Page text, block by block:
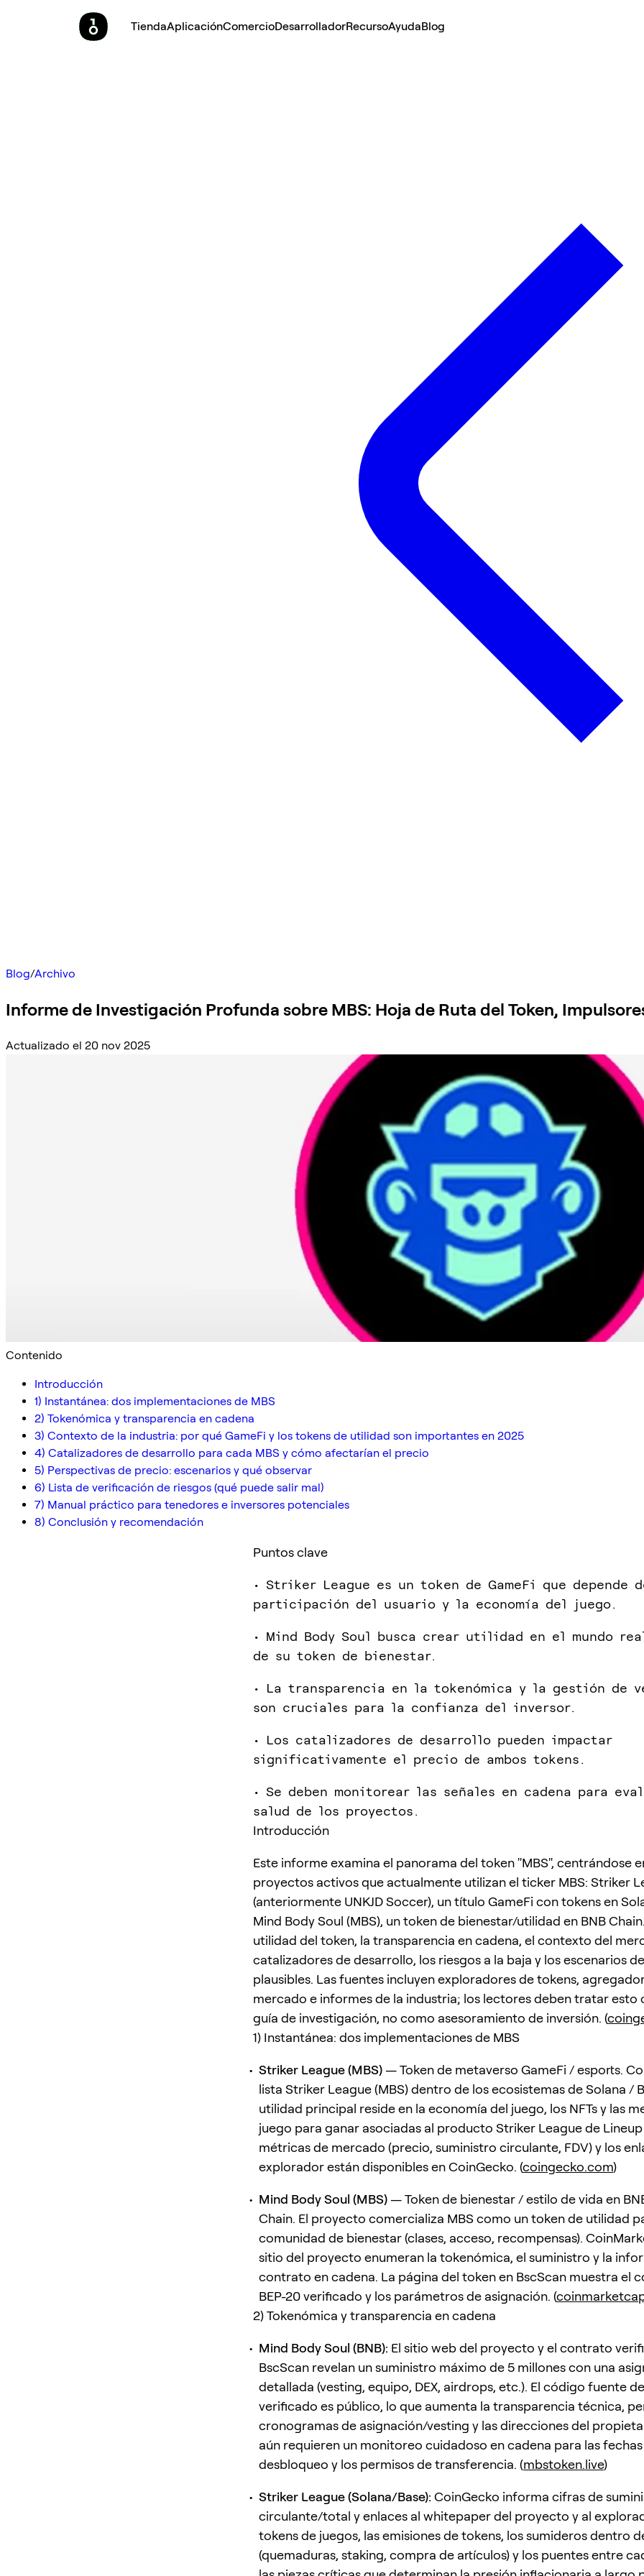
TiendaAplicaciónComercioDesarrolladorRecursoAyudaBlog
Blog/Archivo
Informe de Investigación Profunda sobre MBS: Hoja de Ruta del Token,
Actualizado el 20 nov 2025
Contenido
Introducción
1) Instantánea: dos implementaciones de MBS
2) Tokenómica y transparencia en cadena
3) Contexto de la industria: por qué GameFi y los tokens de utilidad son importantes en 2025
4) Catalizadores de desarrollo para cada MBS y cómo afectarían el precio
5) Perspectivas de precio: escenarios y qué observar
6) Lista de verificación de riesgos (qué puede salir mal)
7) Manual práctico para tenedores e inversores potenciales
8) Conclusión y recomendación
Puntos clave
• Striker League es un token de GameFi que depende
participación del usuario y la economía del juego.
• Mind Body Soul busca crear utilidad en el mundo
de su token de bienestar.
• La transparencia en la tokenómica y la gestión de
son cruciales para la confianza del inversor.
• Los catalizadores de desarrollo pueden impactar
significativamente el precio de ambos tokens.
• Se deben monitorear las señales en cadena para
salud de los proyectos.
Introducción
Este informe examina el panorama del token "MBS", centrándose
proyectos activos que actualmente utilizan el ticker MBS: Striker
(anteriormente UNKJD Soccer), un título GameFi con tokens en
Mind Body Soul (MBS), un token de bienestar/utilidad en BNB
utilidad del token, la transparencia en cadena, el contexto del
catalizadores de desarrollo, los riesgos a la baja y los escenarios
plausibles. Las fuentes incluyen exploradores de tokens,
mercado e informes de la industria; los lectores deben tratar esto
guía de investigación, no como asesoramiento de inversión. (
1) Instantánea: dos implementaciones de MBS
Striker League (MBS)— Token de metaverso GameFi / esports.
lista Striker League (MBS) dentro de los ecosistemas de Solana /
utilidad principal reside en la economía del juego, los NFTs y las
juego para ganar asociadas al producto Striker League de Lineup
métricas de mercado (precio, suministro circulante, FDV) y los
explorador están disponibles en CoinGecko. (coingecko.com)
Mind Body Soul (MBS)— Token de bienestar / estilo de vida en
Chain. El proyecto comercializa MBS como un token de utilidad
comunidad de bienestar (clases, acceso, recompensas).
sitio del proyecto enumeran la tokenómica, el suministro y la
contrato en cadena. La página del token en BscScan muestra el
BEP-20 verificado y los parámetros de asignación. (
2) Tokenómica y transparencia en cadena
Mind Body Soul (BNB): El sitio web del proyecto y el contrato
BscScan revelan un suministro máximo de 5 millones con una
detallada (vesting, equipo, DEX, airdrops, etc.). El código fuente
verificado es público, lo que aumenta la transparencia técnica,
cronogramas de asignación/vesting y las direcciones del
aún requieren un monitoreo cuidadoso en cadena para las
desbloqueo y los permisos de transferencia. (mbstoken.live)
Striker League (Solana/Base): CoinGecko informa cifras de
circulante/total y enlaces al whitepaper del proyecto y al
tokens de juegos, las emisiones de tokens, los sumideros dentro
(quemaduras, staking, compra de artículos) y los puentes entre